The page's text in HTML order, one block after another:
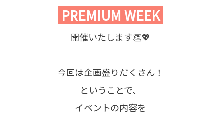
PREMIUM WEEK
開催いたします👏💖
今回は企画盛りだくさん！
ということで、
イベントの内容を